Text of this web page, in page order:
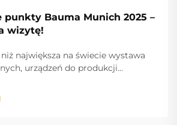
punkty Bauma Munich 2025 –
wizytę!
największa na świecie wystawa
urządzeń do produkcji
sukcesu, napędzający